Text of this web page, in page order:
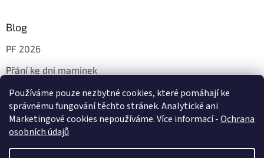
Používáme pouze nezbytné cookies, které pomáhají ke
správnému fungování těchto stránek. Analytické ani
Marketingové cookies nepoužíváme. Více informací -Ochrana
osobních údajů
Blog
PF 2026
Přání ke dni maminek
Facebook